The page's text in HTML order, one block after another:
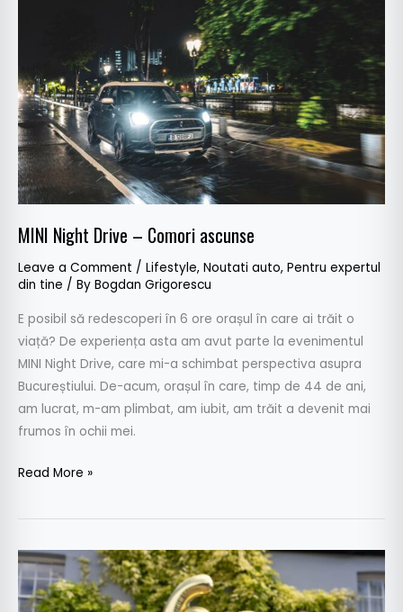
MINI Night Drive – Comori ascunse
Leave a Comment / Lifestyle, Noutati auto, Pentru expertul
din tine / By Bogdan Grigorescu
E posibil să redescoperi în 6 ore orașul în care ai trăit o
viață? De experiența asta am avut parte la evenimentul
MINI Night Drive, care mi-a schimbat perspectiva asupra
Bucureștiului. De-acum, orașul în care, timp de 44 de ani,
am lucrat, m-am plimbat, am iubit, am trăit a devenit mai
frumos în ochii mei.
ascunse
Read More »
Mini
a
împlinit